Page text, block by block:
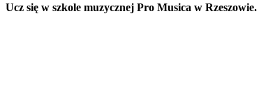
Ucz się w szkole muzycznej Pro Musica w Rzeszowie.